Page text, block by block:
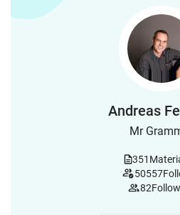
Andreas
Mr
351
50557
82